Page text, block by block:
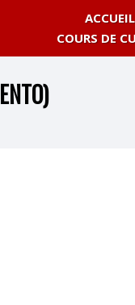
ACCUEIL
COURS DE